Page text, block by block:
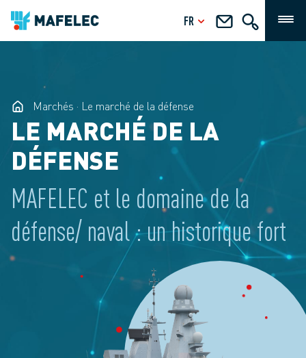
FR
Marchés Le marché de la défense
LE MARCHÉ DE LA
DÉFENSE
MAFELEC et le domaine de la
défense/ naval : un historique fort